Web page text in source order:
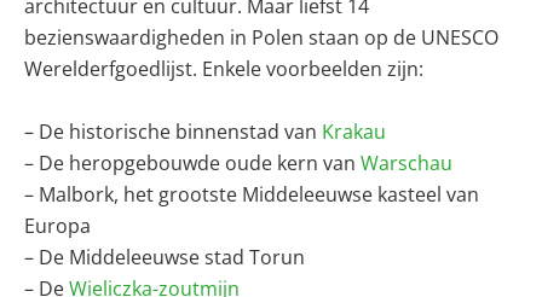
architectuur en cultuur. Maar liefst 14
bezienswaardigheden in Polen staan op de UNESCO
Werelderfgoedlijst. Enkele voorbeelden zijn:
– De historische binnenstad van Krakau
– De heropgebouwde oude kern van Warschau
– Malbork, het grootste Middeleeuwse kasteel van
Europa
– De Middeleeuwse stad Torun
– DeWieliczka-zoutmijn